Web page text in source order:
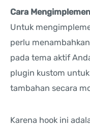
Cara
Untuk
perlu
pada tema aktif
plugin kustom
tambahan secara
Karena hook ini